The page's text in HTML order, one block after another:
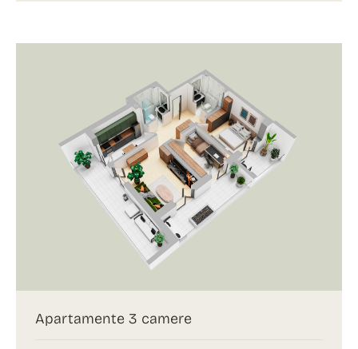
Apartamente 3 camere